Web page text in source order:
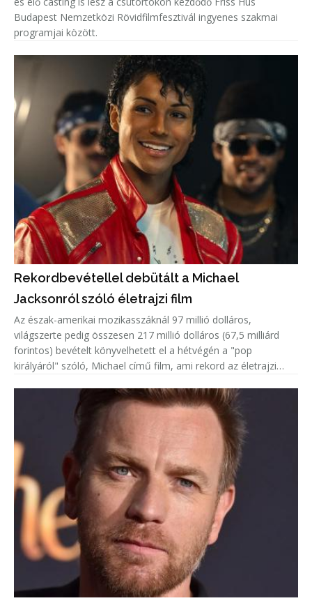
Budapest Nemzetközi Rövidfilmfesztivál ingyenes szakmai
programjai között.
Rekordbevétellel debütált a Michael
Jacksonról szóló életrajzi film
Az észak-amerikai mozikasszáknál 97 millió dolláros,
világszerte pedig összesen 217 millió dolláros (67,5 milliárd
forintos) bevételt könyvelhetett el a hétvégén a "pop
királyáról" szóló, Michael című film, ami rekord az életrajzi